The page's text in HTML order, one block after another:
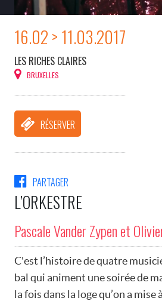
16.02 > 11.03.2017
LES RICHES CLAIRES
BRUXELLES
RÉSERVER
PARTAGER
L’ORKESTRE
Pascale Vander Zypen et
C'est l’histoire de quatre
bal qui animent une soirée de
la fois dans la loge qu’on a